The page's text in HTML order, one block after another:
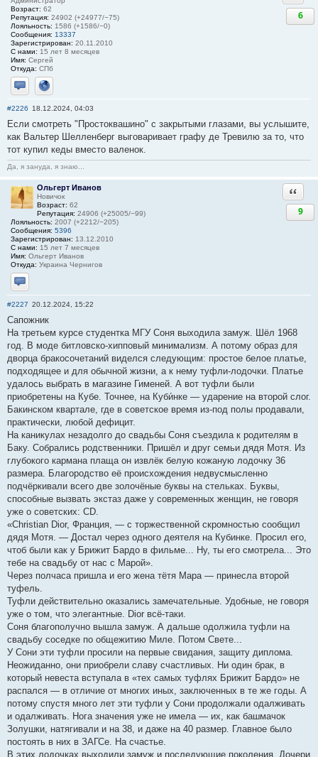
Возраст: 62
Репутация: 24902 (+24977/−75)
Лояльность: 1586 (+1586/−0)
Сообщения: 13337
Зарегистрирован: 20.11.2010
С нами: 15 лет 8 месяцев
Имя: Сергей
Откуда: СПб
Отправить личное сообщение
Сайт
6
#2226 18.12.2024, 04:03
Если смотреть "Простоквашино" с закрытыми глазами, вы услышите,
как Вальтер Шелленберг выговаривает графу де Тревилю за то, что
тот купил кеды вместо валенок.
Да, я зануда, я знаю...
Ольгерт Иванов
Новичок
Возраст: 62
Репутация: 24906 (+25005/−99)
Лояльность: 2007 (+2212/−205)
Сообщения: 5396
Зарегистрирован: 13.12.2010
С нами: 15 лет 7 месяцев
Имя: Ольгерт Иванов
Откуда: Украина Чернигов
Отправить личное сообщение
9
#2227 20.12.2024, 15:22
Сапожник
На третьем курсе студентка МГУ Соня выходила замуж. Шёл 1968
год. В моде битловско-хипповый минимализм. А потому образ для
дворца бракосочетаний виделся следующим: простое белое платье,
подходящее и для обычной жизни, а к нему туфли-лодочки. Платье
удалось выбрать в магазине Гименей. А вот туфли были
приобретены на Кубе. Точнее, на Куби́нке — ударение на второй слог.
Бакинском квартале, где в советское время из-под полы продавали,
практически, любой дефицит.
На каникулах незадолго до свадьбы Соня съездила к родителям в
Баку. Собрались родственники. Пришёл и друг семьи дядя Мотя. Из
глубокого кармана плаща он извлёк белую кожаную лодочку 36
размера. Благородство её происхождения недвусмысленно
подчёркивали всего две золочёные буквы на стельках. Буквы,
способные вызвать экстаз даже у современных женщин, не говоря
уже о советских: CD.
«Christian Dior, Франция, — с торжественной скромностью сообщил
дядя Мотя. — Достал через одного деятеля на Кубинке. Просил его,
чтоб были как у Брижит Бардо в фильме... Ну, ты его смотрела... Это
тебе на свадьбу от нас с Марой».
Через полчаса пришла и его жена тётя Мара — принесла второй
туфель.
Туфли действительно оказались замечательные. Удобные, не говоря
уже о том, что элегантные. Dior всё-таки.
Соня благополучно вышла замуж. А дальше одолжила туфли на
свадьбу соседке по общежитию Миле. Потом Свете...
У Сони эти туфли просили на первые свидания, защиту диплома.
Неожиданно, они приобрели славу счастливых. Ни один брак, в
который невеста вступала в «тех самых туфлях Брижит Бардо» не
распался — в отличие от многих иных, заключенных в те же годы. А
потому спустя много лет эти туфли у Сони продолжали одалживать
и одалживать. Нога значения уже не имела — их, как башмачок
Золушки, натягивали и на 38, и даже на 40 размер. Главное было
постоять в них в ЗАГСе. На счастье.
В этих лодочках выходили замуж и последующие поколения. Дочери